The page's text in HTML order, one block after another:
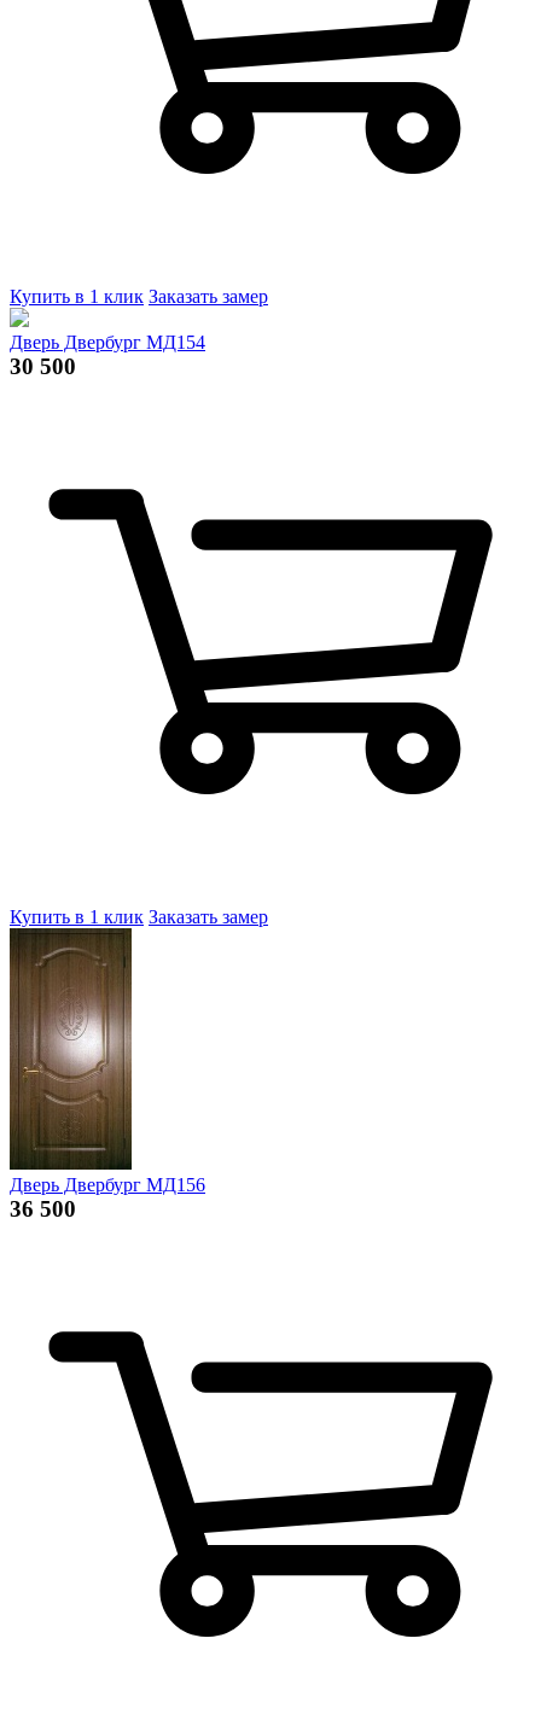
Купить в 1 клик Заказать замер
Дверь Двербург МД154
30 500
Купить в 1 клик Заказать замер
Дверь Двербург МД156
36 500